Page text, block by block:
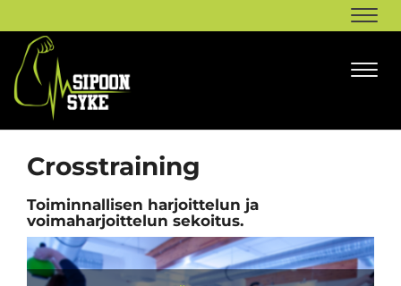
Crosstraining
Toiminnallisen harjoittelun ja
voimaharjoittelun sekoitus.